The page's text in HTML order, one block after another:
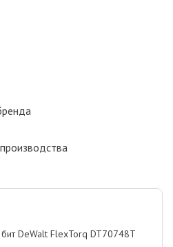
DeWalt FlexTorq DT70748T